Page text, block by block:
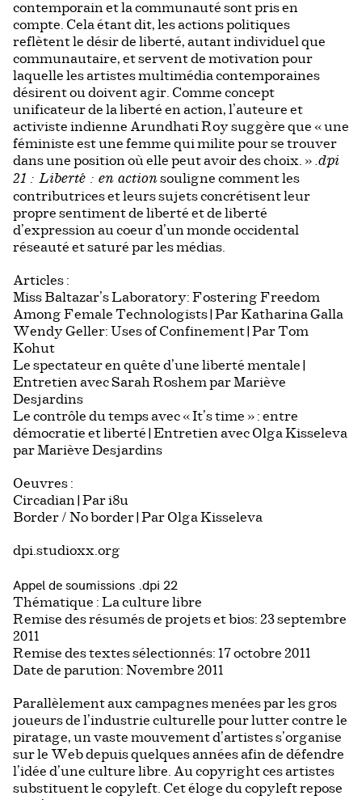
contemporain et la communauté sont pris en
compte. Cela étant dit, les actions politiques
reflètent le désir de liberté, autant individuel que
communautaire, et servent de motivation pour
laquelle les artistes multimédia contemporaines
désirent ou doivent agir. Comme concept
unificateur de la liberté en action, l’auteure et
activiste indienne Arundhati Roy suggère que « une
féministe est une femme qui milite pour se trouver
dans une position où elle peut avoir des choix. » .dpi
21 : Liberté : en actionsouligne comment les
contributrices et leurs sujets concrétisent leur
propre sentiment de liberté et de liberté
d’expression au coeur d’un monde occidental
réseauté et saturé par les médias.
Articles :
Miss Baltazar’s Laboratory: Fostering Freedom
Among Female Technologists | Par Katharina Galla
Wendy Geller: Uses of Confinement | Par Tom
Kohut
Le spectateur en quête d’une liberté mentale |
Entretien avec Sarah Roshem par Mariève
Desjardins
Le contrôle du temps avec « It’s time » : entre
démocratie et liberté | Entretien avec Olga Kisseleva
par Mariève Desjardins
Oeuvres :
Circadian | Par i8u
Border / No border | Par Olga Kisseleva
dpi.studioxx.org
Appel de soumissions .dpi 22
Thématique : La culture libre
Remise des résumés de projets et bios: 23 septembre
2011
Remise des textes sélectionnés: 17 octobre 2011
Date de parution: Novembre 2011
Parallèlement aux campagnes menées par les gros
joueurs de l’industrie culturelle pour lutter contre le
piratage, un vaste mouvement d’artistes s’organise
sur le Web depuis quelques années afin de défendre
l’idée d’une culture libre. Au copyright ces artistes
substituent le copyleft. Cet éloge du copyleft repose